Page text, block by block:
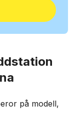
på modell,